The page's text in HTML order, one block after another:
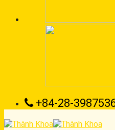
+84-28-